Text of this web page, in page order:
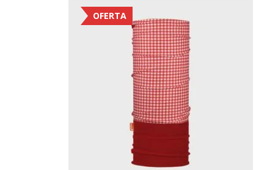
OFERTA